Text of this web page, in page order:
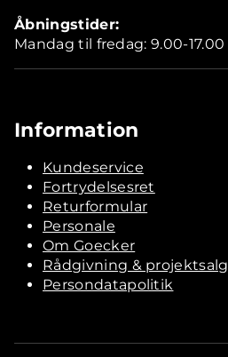
Åbningstider:
Mandag til fredag: 9.00-17.00
Information
Kundeservice
Fortrydelsesret
Returformular
Personale
Om Goecker
Rådgivning & projektsalg
Persondatapolitik